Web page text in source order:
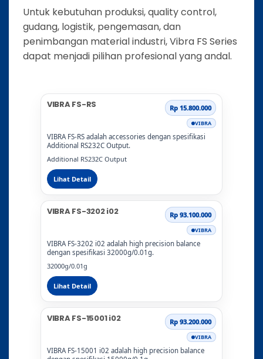
Untuk kebutuhan produksi, quality control,
gudang, logistik, pengemasan, dan
penimbangan material industri, Vibra FS Series
dapat menjadi pilihan profesional yang andal.
VIBRA
VIBRA FS-RS
VIBRA FS-RS adalah accessories dengan spesifikasi
Additional RS232C Output.
Additional RS232C Output
Rp 15.800.000
Lihat Detail
VIBRA
VIBRA FS-3202 i02
VIBRA FS-3202 i02 adalah high precision balance
dengan spesifikasi 32000g/0.01g.
32000g/0.01g
Rp 93.100.000
Lihat Detail
VIBRA
VIBRA FS-15001 i02
VIBRA FS-15001 i02 adalah high precision balance
Rp 93.200.000